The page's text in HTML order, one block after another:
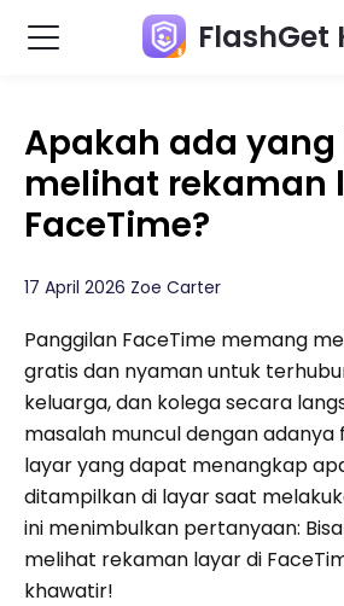
FlashGet
Apakah ada yang
melihat rekaman
FaceTime?
17 April 2026 Zoe Carter
Panggilan FaceTime memang
gratis dan nyaman untuk
keluarga, dan kolega secara
masalah muncul dengan
layar yang dapat menangkap
ditampilkan di layar saat
ini menimbulkan pertanyaan:
melihat rekaman layar di
khawatir!